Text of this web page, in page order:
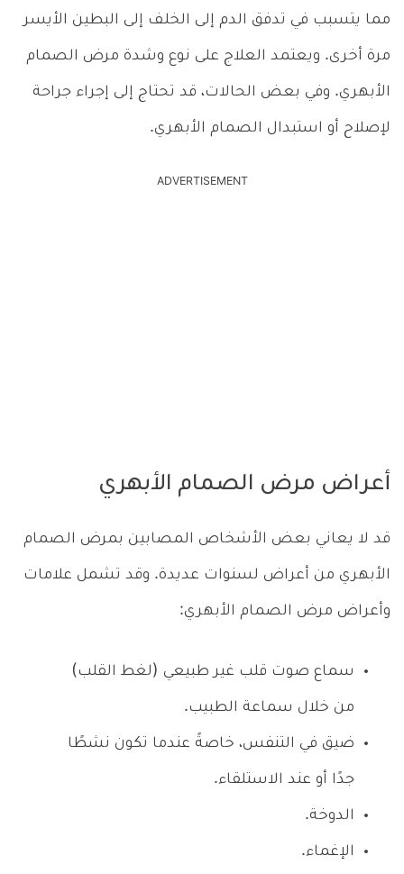
مما يتسبب في تدفق الدم إلى الخلف إلى البطين الأيسر
مرة أخرى. ويعتمد العلاج على نوع وشدة مرض الصمام
الأبهري. وفي بعض الحالات، قد تحتاج إلى إجراء جراحة
لإصلاح أو استبدال الصمام الأبهري.
ADVERTISEMENT
أعراض مرض الصمام الأبهري
قد لا يعاني بعض الأشخاص المصابين بمرض الصمام
الأبهري من أعراض لسنوات عديدة. وقد تشمل علامات
وأعراض مرض الصمام الأبهري:
سماع صوت قلب غير طبيعي (لغط القلب)
من خلال سماعة الطبيب.
ضيق في التنفس، خاصةً عندما تكون نشطًا
جدًا أو عند الاستلقاء.
الدوخة.
الإغماء.